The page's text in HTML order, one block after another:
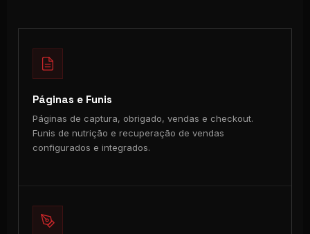
Páginas e Funis
Páginas de captura, obrigado, vendas e checkout.
Funis de nutrição e recuperação de vendas
configurados e integrados.